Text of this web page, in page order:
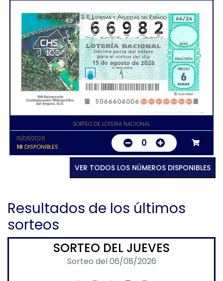
SORTEO DE LOTERIA NACIONAL
15/08/2026
10 DISPONIBLES 0
VER TODOS LOS NÚMEROS DISPONIBLES
Resultados de los últimos
sorteos
SORTEO DEL JUEVES
Sorteo del 06/08/2026